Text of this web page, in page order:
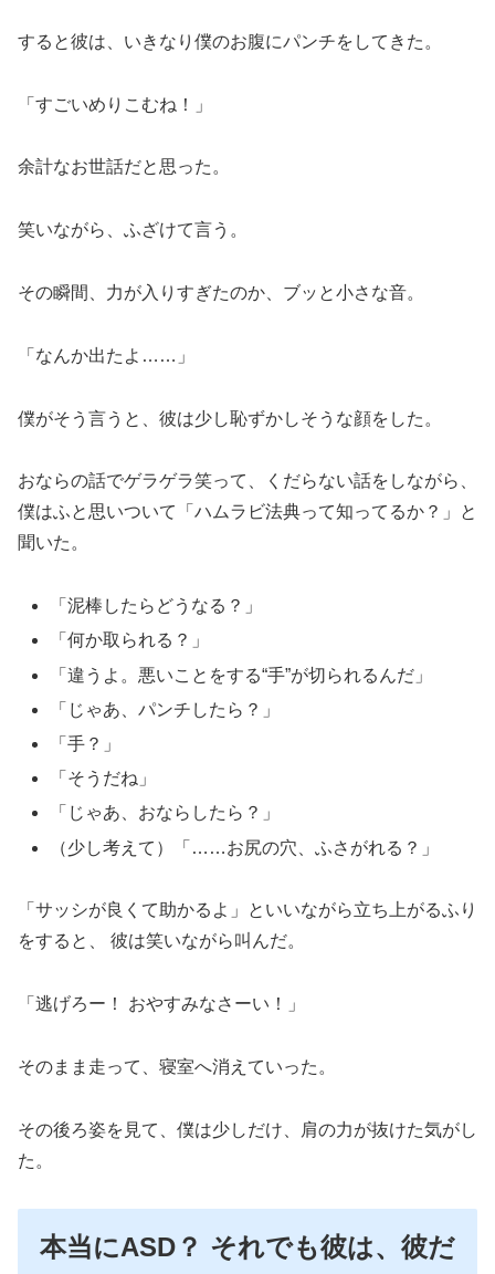
すると彼は、いきなり僕のお腹にパンチをしてきた。
「すごいめりこむね！」
余計なお世話だと思った。
笑いながら、ふざけて言う。
その瞬間、力が入りすぎたのか、ブッと小さな音。
「なんか出たよ……」
僕がそう言うと、彼は少し恥ずかしそうな顔をした。
おならの話でゲラゲラ笑って、くだらない話をしながら、
僕はふと思いついて「ハムラビ法典って知ってるか？」と
聞いた。
「泥棒したらどうなる？」
「何か取られる？」
「違うよ。悪いことをする“手”が切られるんだ」
「じゃあ、パンチしたら？」
「手？」
「そうだね」
「じゃあ、おならしたら？」
（少し考えて）「……お尻の穴、ふさがれる？」
「サッシが良くて助かるよ」といいながら立ち上がるふり
をすると、 彼は笑いながら叫んだ。
「逃げろー！ おやすみなさーい！」
そのまま走って、寝室へ消えていった。
その後ろ姿を見て、僕は少しだけ、肩の力が抜けた気がし
た。
本当にASD？ それでも彼は、彼だ